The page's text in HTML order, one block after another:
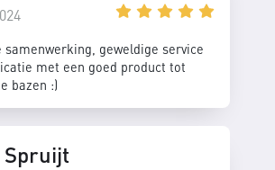
samenwerking, geweldige service
met een goed product tot
bazen :)
Spruijt